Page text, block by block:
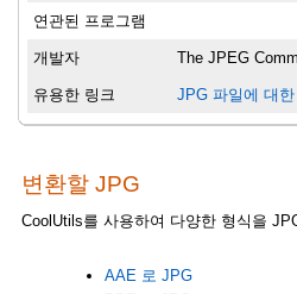
연관된 프로그램
개발자 The JPEG
유용한 링크 JPG 파일에 대
변환할 JPG
CoolUtils를 사용하여 다양한 형식을
AAE 로 JPG